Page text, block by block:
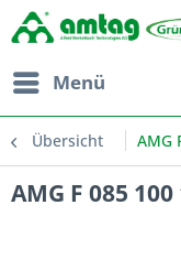
Menü
Übersicht AMG
AMG F 085